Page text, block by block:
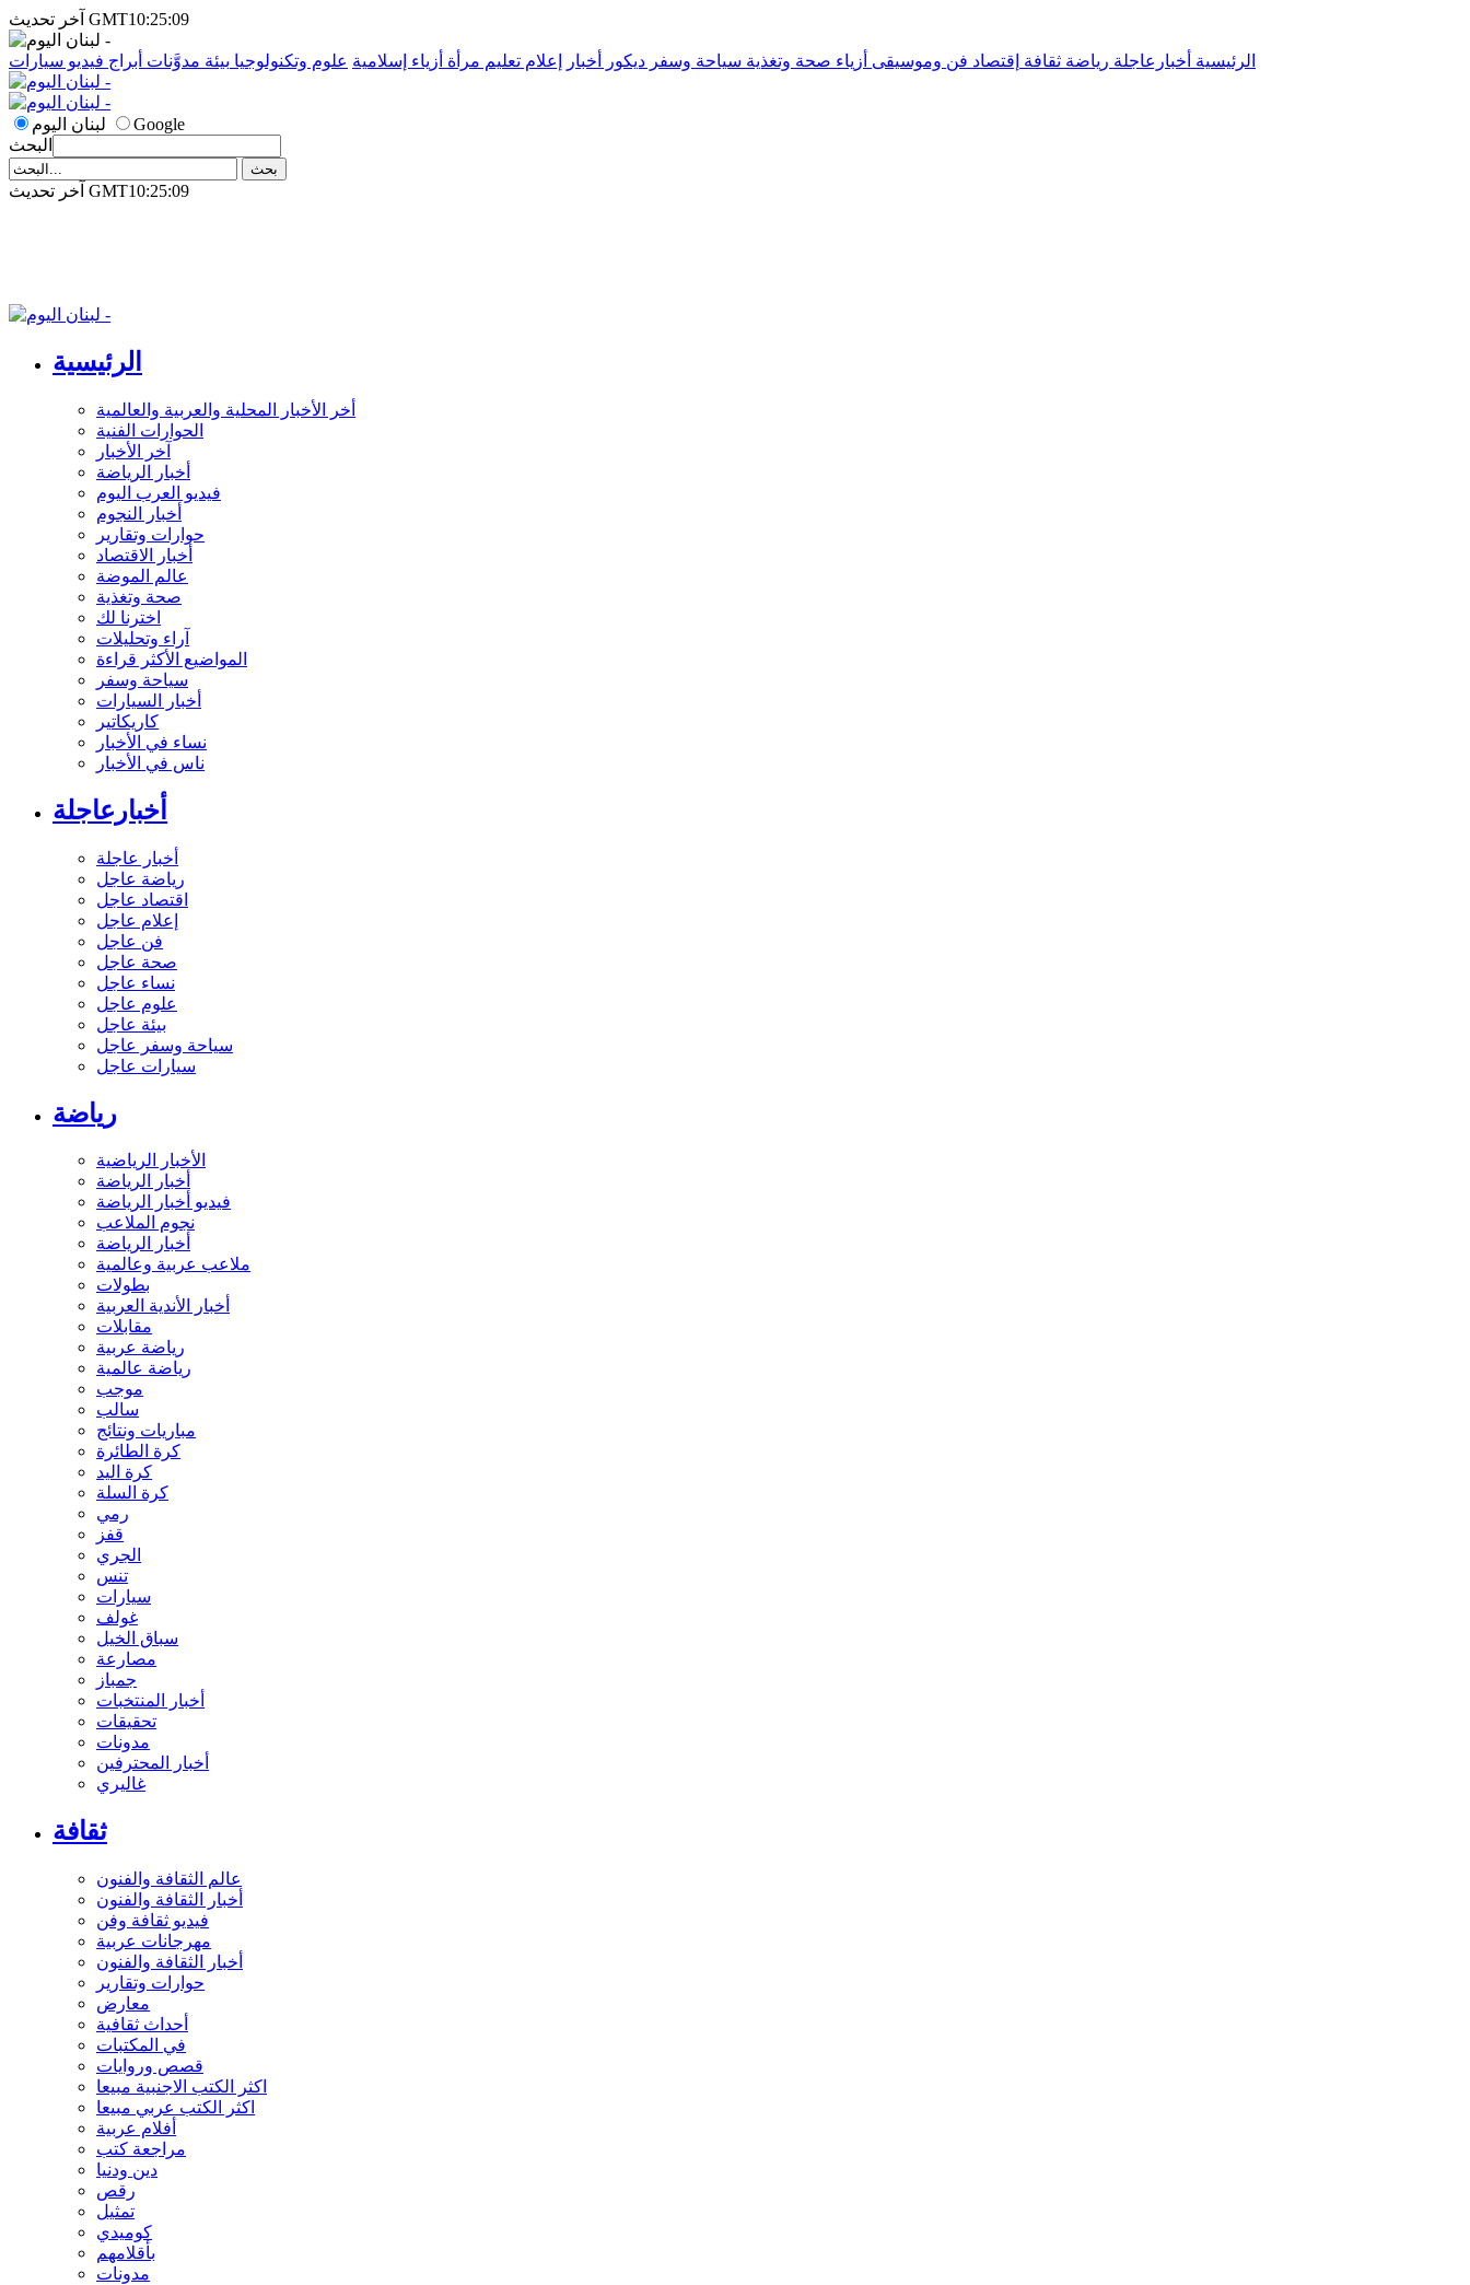
آخر تحديث GMT10:25:09
الرئيسية أخبارعاجلة رياضة ثقافة إقتصاد فن وموسيقى أزياء صحة وتغذية سياحة وسفر ديكور أخبار إعلام تعليم مرأة أزياء إسلامية علوم وتكنولوجيا بيئة مدوَّنات أبراج فيديو سيارات
لبنان اليوم
Google
البحث
آخر تحديث GMT10:25:09
الرئيسية
أخر الأخبار المحلية والعربية والعالمية
الحوارات الفنية
آخر الأخبار
أخبار الرياضة
فيديو العرب اليوم
أخبار النجوم
حوارات وتقارير
أخبار الاقتصاد
عالم الموضة
صحة وتغذية
اخترنا لك
آراء وتحليلات
المواضيع الأكثر قراءة
سياحة وسفر
أخبار السيارات
كاريكاتير
نساء في الأخبار
ناس في الأخبار
أخبارعاجلة
أخبار عاجلة
رياضة عاجل
اقتصاد عاجل
إعلام عاجل
فن عاجل
صحة عاجل
نساء عاجل
علوم عاجل
بيئة عاجل
سياحة وسفر عاجل
سيارات عاجل
رياضة
الأخبار الرياضية
أخبار الرياضة
فيديو أخبار الرياضة
نجوم الملاعب
أخبار الرياضة
ملاعب عربية وعالمية
بطولات
أخبار الأندية العربية
مقابلات
رياضة عربية
رياضة عالمية
موجب
سالب
مباريات ونتائج
كرة الطائرة
كرة اليد
كرة السلة
رمي
قفز
الجري
تنس
سيارات
غولف
سباق الخيل
مصارعة
جمباز
أخبار المنتخبات
تحقيقات
مدونات
أخبار المحترفين
غاليري
ثقافة
عالم الثقافة والفنون
أخبار الثقافة والفنون
فيديو ثقافة وفن
مهرجانات عربية
أخبار الثقافة والفنون
حوارات وتقارير
معارض
أحداث ثقافية
في المكتبات
قصص وروايات
اكثر الكتب الاجنبية مبيعا
اكثر الكتب عربي مبيعا
أفلام عربية
مراجعة كتب
دين ودنيا
رقص
تمثيل
كوميدي
بأقلامهم
مدونات